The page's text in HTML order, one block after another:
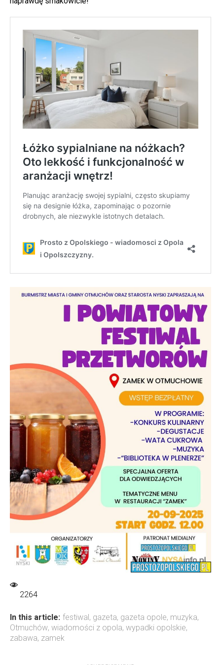
2264
In this article: festiwal, gazeta, gazeta opole, muzyka,
Otmuchów, wiadomości z opola, wypadki opolskie,
zabawa, zamek